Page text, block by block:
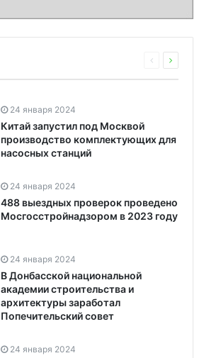
24 января 2024
Китай запустил под Москвой
производство комплектующих для
насосных станций
24 января 2024
488 выездных проверок проведено
Мосгосстройнадзором в 2023 году
24 января 2024
В Донбасской национальной
академии строительства и
архитектуры заработал
Попечительский совет
24 января 2024